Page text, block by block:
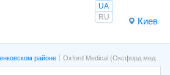
Киев
UA
RU
районе Oxford Medical (Оксфорд медикал) Киев на ул. Глубочицкая